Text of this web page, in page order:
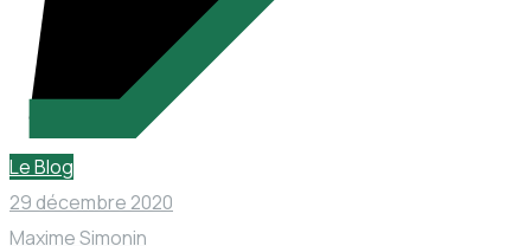
Le Blog
29 décembre 2020
Maxime Simonin